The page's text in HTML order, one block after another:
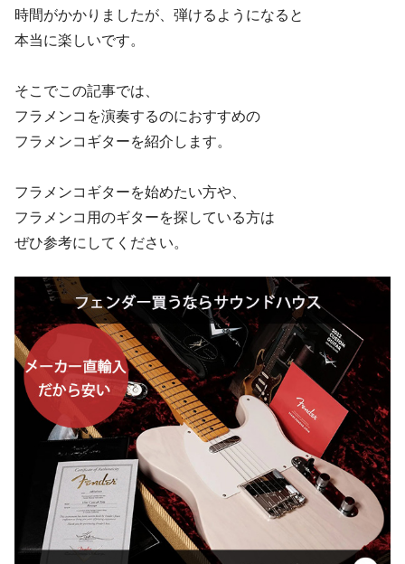
時間がかかりましたが、弾けるようになると
本当に楽しいです。
そこでこの記事では、
フラメンコを演奏するのにおすすめの
フラメンコギターを紹介します。
フラメンコギターを始めたい方や、
フラメンコ用のギターを探している方は
ぜひ参考にしてください。